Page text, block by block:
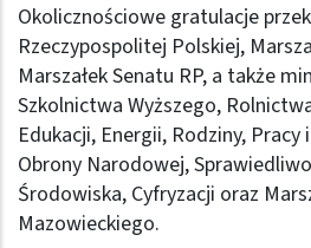
Okolicznościowe gratulacje
Rzeczypospolitej Polskiej,
Marszałek Senatu RP, a także
Szkolnictwa Wyższego,
Edukacji, Energii, Rodziny, Pracy
Obrony Narodowej,
Środowiska, Cyfryzacji oraz
Mazowieckiego.